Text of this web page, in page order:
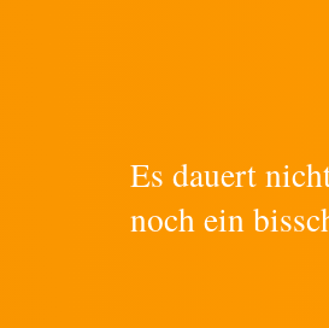
Es dauert
noch ein